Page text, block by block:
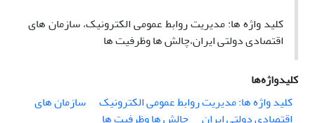
کلید واژه ها: مدیریت روابط عمومی الکترونیک، سازمان های
اقتصادی دولتی ایران،چالش ها وظرفیت ها
کلیدواژه‌ها
کلید واژه ها: مدیریت روابط عمومی الکترونیک
سازمان های
اقتصادی دولتی ایران
چالش ها وظرفیت ها